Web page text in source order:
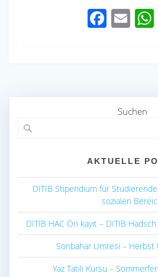
F
o
E
Suchen
AKTUELLE
DITIB Stipendium für
sozialen
DİTİB HAC Ön kayıt – DITIB
Sonbahar Umresi – Herbst
Yaz Tatili Kursu –